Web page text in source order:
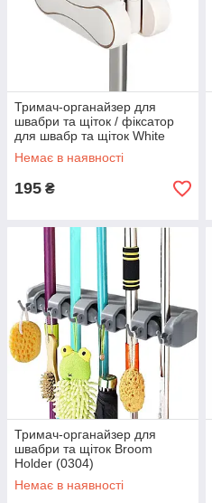
Тримач-органайзер для
швабри та щіток / фіксатор
для швабр та щіток White
(16483)
Немає в наявності
195 ₴
Тримач-органайзер для
швабри та щіток Broom
Holder (0304)
Немає в наявності